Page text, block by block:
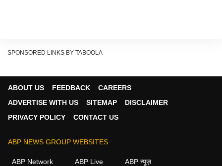
SPONSORED LINKS BY TABOOLA
ABOUT US FEEDBACK
CAREERS
ADVERTISE WITH US
SITEMAP
DISCLAIMER
PRIVACY POLICY
CONTACT US
ABP NEWS GROUP WEBSITES
ABP Network ABP Live ABP न्यूज़